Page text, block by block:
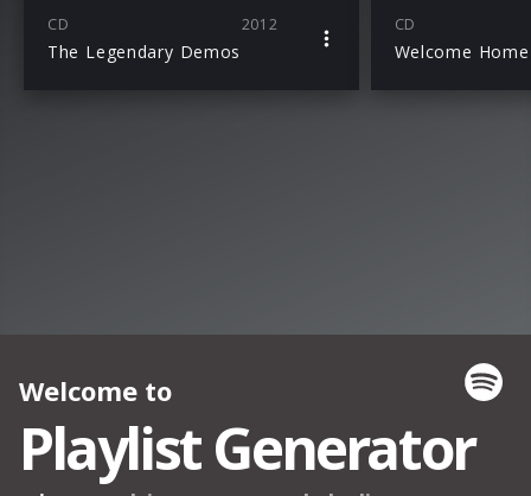
CD 2012
The Legendary Demos
CD
Welcome Home